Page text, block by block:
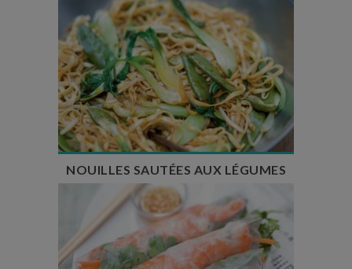
Temps de préparation : 25 min
Temps de cuisson : 10 min
Nombre de couverts : 4
NOUILLES SAUTÉES AUX LÉGUMES